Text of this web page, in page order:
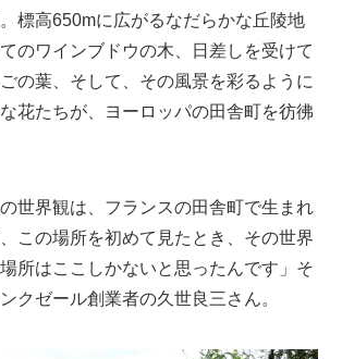
標高650mに広がるなだらかな丘陵地
のワインブドウの木、日差しを受けて
の葉、そして、その風景を彩るように
花たちが、ヨーロッパの田舎町を彷彿
の世界観は、フランスの田舎町で生まれ
この場所を初めて見たとき、その世界
所はここしかないと思ったんです」そ
クゼール創業者の久世良三さん。